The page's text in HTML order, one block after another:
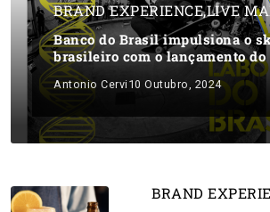
BRAND EXPERIENCE,LIVE
Banco do Brasil impulsiona o
brasileiro com o lançamento do
Antonio Cervi 10 Outubro, 2024
BRAND